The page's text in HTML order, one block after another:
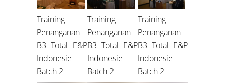
Training
Penanganan
B3 Total E&P
Indonesie
Batch 2
Training
Penanganan
B3 Total E&P
Indonesie
Batch 2
Training
Penanganan
B3 Total E&P
Indonesie
Batch 2